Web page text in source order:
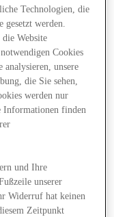
Technologien, die
gesetzt werden.
Website
Cookies
analysieren, unsere
die Sie sehen,
werden nur
Informationen finden
und Ihre
unserer
Widerruf hat keinen
Zeitpunkt